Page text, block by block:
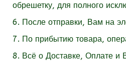
обрешетку, для полного
6. После отправки, Вам на
7. По прибытию товара,
8. Всё о Доставке, Оплате и